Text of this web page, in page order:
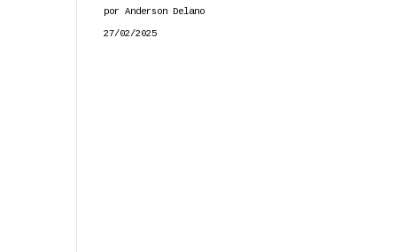
por Anderson Delano
27/02/2025